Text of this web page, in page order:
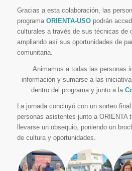
Gracias a esta colaboración, las
programa ORIENTA-USOpodrán
culturales a través de sus técnicas de
ampliando así sus oportunidades de
comunitaria.
Animamos a todas las personas
información y sumarse a las
dentro del programa y junto a la
La jornada concluyó con un sorteo
personas asistentes junto a ORIENTA
llevarse un obsequio, poniendo un
de cultura y oportunidades.